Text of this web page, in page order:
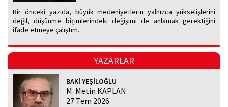
Bir önceki yazıda, büyük medeniyetlerin yalnızca yükselişlerini
değil, düşünme biçimlerindeki değişimi de anlamak gerektiğini
ifade etmeye çalıştım.
YAZARLAR
BAKİ YEŞİLOĞLU
M. Metin KAPLAN
27 Tem 2026